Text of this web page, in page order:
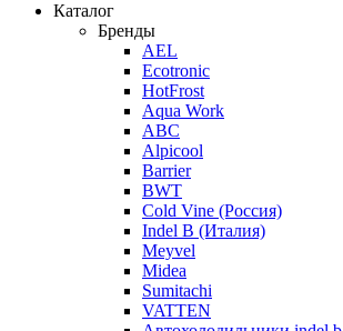
Каталог
Бренды
AEL
Ecotronic
HotFrost
Aqua Work
ABC
Alpicool
Barrier
BWT
Cold Vine (Россия)
Indel B (Италия)
Meyvel
Midea
Sumitachi
VATTEN